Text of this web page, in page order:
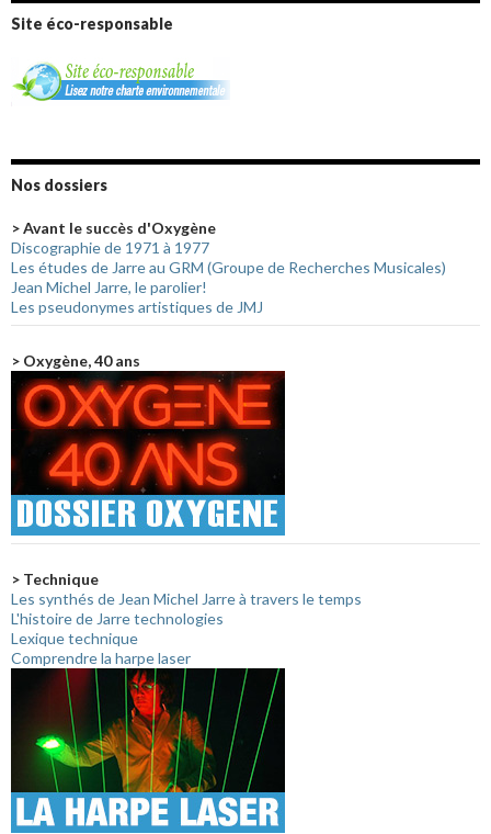
Site éco-responsable
Nos dossiers
> Avant le succès d'Oxygène
Discographie de 1971 à 1977
Les études de Jarre au GRM (Groupe de Recherches Musicales)
Jean Michel Jarre, le parolier!
Les pseudonymes artistiques de JMJ
> Oxygène, 40 ans
> Technique
Les synthés de Jean Michel Jarre à travers le temps
L'histoire de Jarre technologies
Lexique technique
Comprendre la harpe laser